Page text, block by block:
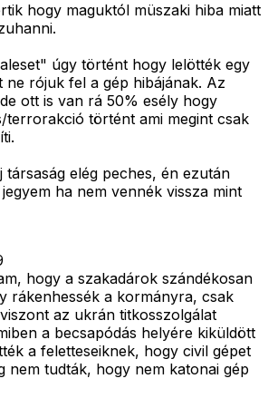
hogy maguktól müszaki hiba miatt
úgy történt hogy lelötték egy
ne rójuk fel a gép hibájának. Az
ott is van rá 50% esély hogy
terrorakció történt ami megint csak
társaság elég peches, én ezután
ha nem vennék vissza mint
hogy a szakadárok szándékosan
rákenhessék a kormányra, csak
az ukrán titkosszolgálat
a becsapódás helyére kiküldött
a feletteseiknek, hogy civil gépet
nem tudták, hogy nem katonai gép